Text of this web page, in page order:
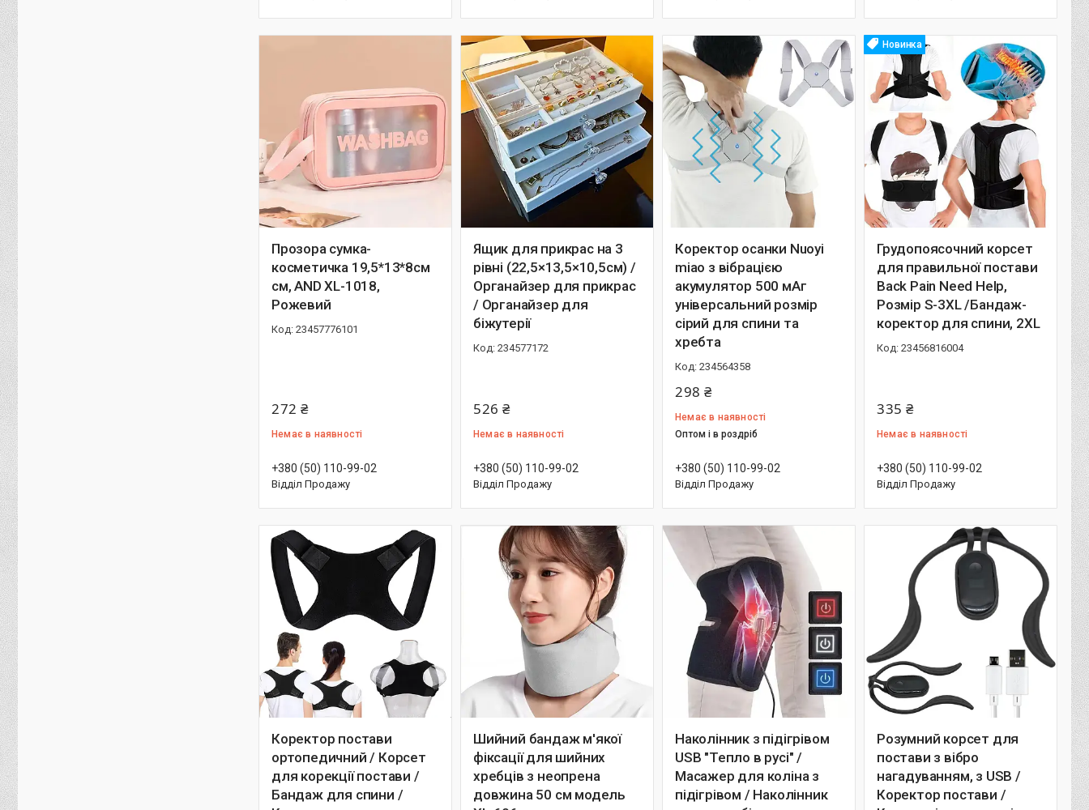
Прозора сумка-
косметичка 19,5*13*8см
см, AND XL-1018,
Рожевий
23457776101
272 ₴
Немає в наявності
+380 (50) 110-99-02
Відділ Продажу
Ящик для прикрас на 3
рівні (22,5×13,5×10,5см) /
Органайзер для прикрас
/ Органайзер для
біжутерії
234577172
526 ₴
Немає в наявності
+380 (50) 110-99-02
Відділ Продажу
Коректор осанки Nuoyi
miao з вібрацією
акумулятор 500 мАг
універсальний розмір
сірий для спини та
хребта
234564358
298 ₴
Немає в наявності
Оптом і в роздріб
+380 (50) 110-99-02
Відділ Продажу
Новинка
Грудопоясочний корсет
для правильної постави
Back Pain Need Help,
Розмір S-3XL /Бандаж-
коректор для спини, 2XL
23456816004
335 ₴
Немає в наявності
+380 (50) 110-99-02
Відділ Продажу
Коректор постави
ортопедичний / Корсет
для корекції постави /
Бандаж для спини /
Шийний бандаж м'якої
фіксації для шийних
хребців з неопрена
довжина 50 см модель
Наколінник з підігрівом
USB "Тепло в русі" /
Масажер для коліна з
підігрівом / Наколінник
Розумний корсет для
постави з вібро
нагадуванням, з USB /
Коректор постави /